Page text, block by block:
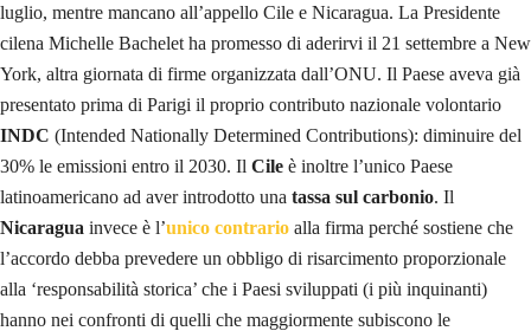
luglio, mentre mancano all’appello Cile e Nicaragua. La Presidente
cilena Michelle Bachelet ha promesso di aderirvi il 21 settembre a New
York, altra giornata di firme organizzata dall’ONU. Il Paese aveva già
presentato prima di Parigi il proprio contributo nazionale volontario
INDC (Intended Nationally Determined Contributions): diminuire del
30% le emissioni entro il 2030. Il Cile è inoltre l’unico Paese
latinoamericano ad aver introdotto una tassa sul carbonio. Il
Nicaragua invece è l’unico contrario alla firma perché sostiene che
l’accordo debba prevedere un obbligo di risarcimento proporzionale
alla ‘responsabilità storica’ che i Paesi sviluppati (i più inquinanti)
hanno nei confronti di quelli che maggiormente subiscono le